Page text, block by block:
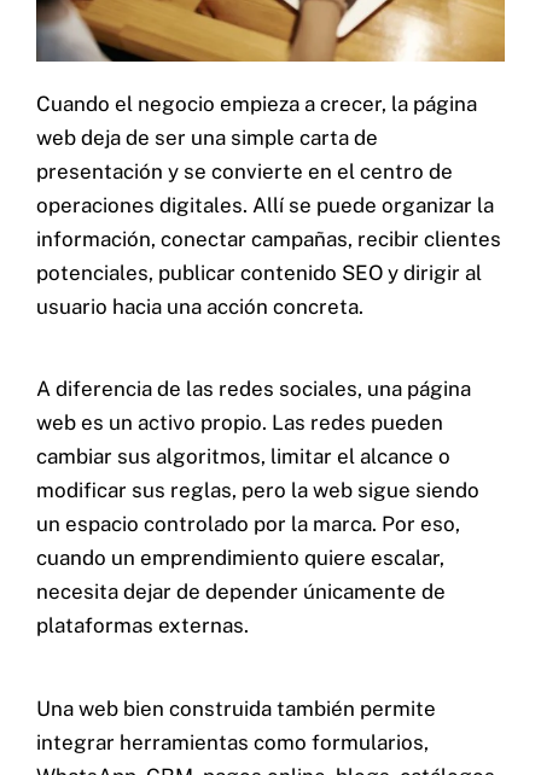
Cuando el negocio empieza a crecer, la página
web deja de ser una simple carta de
presentación y se convierte en el centro de
operaciones digitales. Allí se puede organizar la
información, conectar campañas, recibir clientes
potenciales, publicar contenido SEO y dirigir al
usuario hacia una acción concreta.
A diferencia de las redes sociales, una página
web es un activo propio. Las redes pueden
cambiar sus algoritmos, limitar el alcance o
modificar sus reglas, pero la web sigue siendo
un espacio controlado por la marca. Por eso,
cuando un emprendimiento quiere escalar,
necesita dejar de depender únicamente de
plataformas externas.
Una web bien construida también permite
integrar herramientas como formularios,